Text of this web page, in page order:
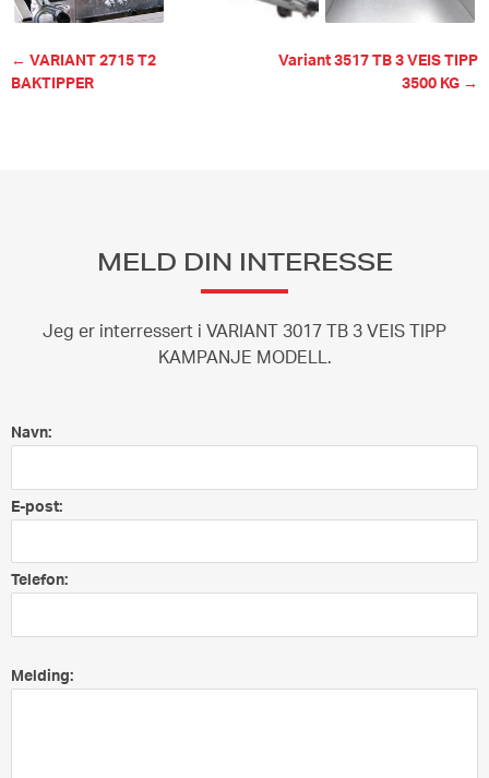
← VARIANT 2715 T2
BAKTIPPER
Variant 3517 TB 3 VEIS TIPP
3500 KG →
MELD DIN INTERESSE
Jeg er interressert i VARIANT 3017 TB 3 VEIS TIPP
KAMPANJE MODELL.
Navn:
E-post:
Telefon:
Melding: